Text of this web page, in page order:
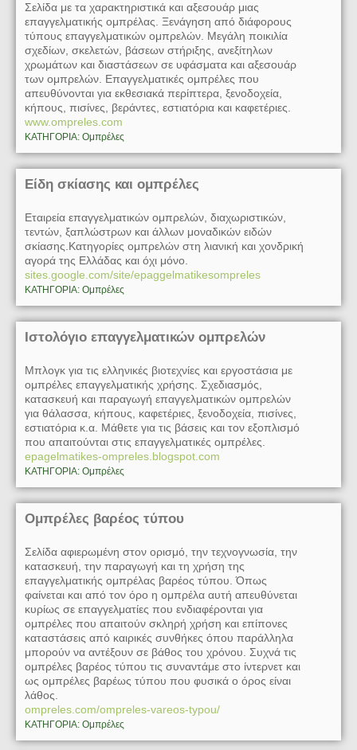
Σελίδα με τα χαρακτηριστικά και αξεσουάρ μιας
επαγγελματικής ομπρέλας. Ξενάγηση από διάφορους
τύπους επαγγελματικών ομπρελών. Μεγάλη ποικιλία
σχεδίων, σκελετών, βάσεων στήριξης, ανεξίτηλων
χρωμάτων και διαστάσεων σε υφάσματα και αξεσουάρ
των ομπρελών. Επαγγελματικές ομπρέλες που
απευθύνονται για εκθεσιακά περίπτερα, ξενοδοχεία,
κήπους, πισίνες, βεράντες, εστιατόρια και καφετέριες.
www.ompreles.com
ΚΑΤΗΓΟΡΙΑ: Ομπρέλες
Είδη σκίασης και ομπρέλες
Εταιρεία επαγγελματικών ομπρελών, διαχωριστικών,
τεντών, ξαπλώστρων και άλλων μοναδικών ειδών
σκίασης.Κατηγορίες ομπρελών στη λιανική και χονδρική
αγορά της Ελλάδας και όχι μόνο.
sites.google.com/site/epaggelmatikesompreles
ΚΑΤΗΓΟΡΙΑ: Ομπρέλες
Ιστολόγιο επαγγελματικών ομπρελών
Μπλογκ για τις ελληνικές βιοτεχνίες και εργοστάσια με
ομπρέλες επαγγελματικής χρήσης. Σχεδιασμός,
κατασκευή και παραγωγή επαγγελματικών ομπρελών
για θάλασσα, κήπους, καφετέριες, ξενοδοχεία, πισίνες,
εστιατόρια κ.α. Μάθετε για τις βάσεις και τον εξοπλισμό
που απαιτούνται στις επαγγελματικές ομπρέλες.
epagelmatikes-ompreles.blogspot.com
ΚΑΤΗΓΟΡΙΑ: Ομπρέλες
Ομπρέλες βαρέος τύπου
Σελίδα αφιερωμένη στον ορισμό, την τεχνογνωσία, την
κατασκευή, την παραγωγή και τη χρήση της
επαγγελματικής ομπρέλας βαρέος τύπου. Όπως
φαίνεται και από τον όρο η ομπρέλα αυτή απευθύνεται
κυρίως σε επαγγελματίες που ενδιαφέρονται για
ομπρέλες που απαιτούν σκληρή χρήση και επίπονες
καταστάσεις από καιρικές συνθήκες όπου παράλληλα
μπορούν να αντέξουν σε βάθος του χρόνου. Συχνά τις
ομπρέλες βαρέος τύπου τις συναντάμε στο ίντερνετ και
ως ομπρέλες βαρέως τύπου που φυσικά ο όρος είναι
λάθος.
ompreles.com/ompreles-vareos-typou/
ΚΑΤΗΓΟΡΙΑ: Ομπρέλες